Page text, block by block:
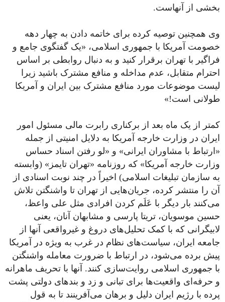
بخشی از آنهاست.
وی همچنین توصیه کرده برای خاتمه دادن به چهار دهه
خصومت آمریکا با جمهوری اسلامی، «یک گفتگوی جامع و
فراگیر با تهران برقرار کنید و به دنبال روابطی بر اساس
احترام متقابل، عدم مداخله و منافع مشترک باشید زیرا
لیست موضوعات مورد منافع مشترک بین ایران و آمریکا
طولانی است!»
کمتر از یک ماه بعد از برکناری رابرت مالی مسئول امور
ایران در وزارت خارجه آمریکا به دلایل امنیتی از جمله
«ارتباط با مشاوران ایرانی» و «لو رفتن اسناد حساس
وزارت خارجه آمریکا» که روزنامه «تهران تایمز» (وابسته
به سازمان تبلیغات اسلامی) اخیراً در چند نوبت اسنادی از
آن را منتشر کرده، جریان‌هایی از تهران تا واشنگتن تلاش
می‌کنند بار دیگر با عَلَم کردن افرادی مثل علی واعظ،
حسین موسویان، تریتا پارسی و مشابهان آنان، یعنی
لابیگرانی که با کمک‌ تحلیل‌های دروغ و غیرواقعی آنها از
جامعه ایران، سیاست‌های نظام در غرب به ویژه در آمریکا
پیش برده می‌شود، در ارتباط با ضرورت معامله واشنگتن
با جمهوری اسلامی روایت‌سازی کنند. آنها با تحریف ماهرانه
و حرفه‌ای واقعیت‌ها برای تبانی‌ و زد و بندهای دولتی پشت
پرده با رژیم ایران دلیل‌ و برهان می‌آفرینند تا به قول